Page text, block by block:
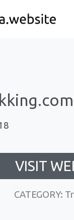
VISIT
CATEGORY: